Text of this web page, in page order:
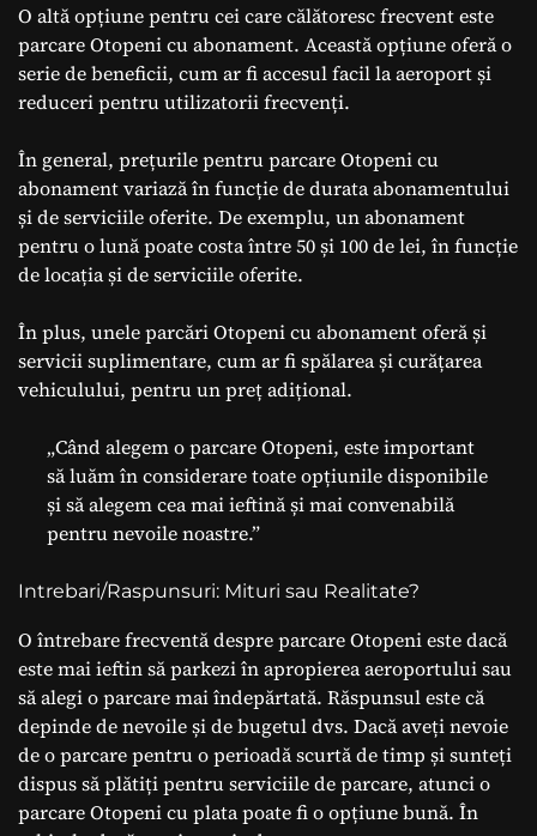
O altă opțiune pentru cei care călătoresc frecvent este
parcare Otopeni cu abonament. Această opțiune oferă o
serie de beneficii, cum ar fi accesul facil la aeroport și
reduceri pentru utilizatorii frecvenți.
În general, prețurile pentru parcare Otopeni cu
abonament variază în funcție de durata abonamentului
și de serviciile oferite. De exemplu, un abonament
pentru o lună poate costa între 50 și 100 de lei, în funcție
de locația și de serviciile oferite.
În plus, unele parcări Otopeni cu abonament oferă și
servicii suplimentare, cum ar fi spălarea și curățarea
vehiculului, pentru un preț adițional.
„Când alegem o parcare Otopeni, este important
să luăm în considerare toate opțiunile disponibile
și să alegem cea mai ieftină și mai convenabilă
pentru nevoile noastre.”
Intrebari/Raspunsuri: Mituri sau Realitate?
O întrebare frecventă despre parcare Otopeni este dacă
este mai ieftin să parkezi în apropierea aeroportului sau
să alegi o parcare mai îndepărtată. Răspunsul este că
depinde de nevoile și de bugetul dvs. Dacă aveți nevoie
de o parcare pentru o perioadă scurtă de timp și sunteți
dispus să plătiți pentru serviciile de parcare, atunci o
parcare Otopeni cu plata poate fi o opțiune bună. În